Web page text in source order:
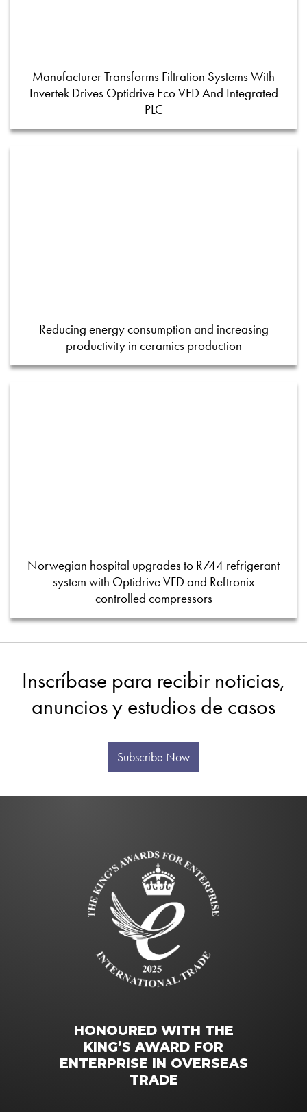
Manufacturer Transforms Filtration Systems With
Invertek Drives Optidrive Eco VFD And Integrated
PLC
Reducing energy consumption and increasing
productivity in ceramics production
Norwegian hospital upgrades to R744 refrigerant
system with Optidrive VFD and Reftronix
controlled compressors
Inscríbase para recibir noticias,
anuncios y estudios de casos
Subscribe Now
HONOURED WITH THE
KING’S AWARD FOR
ENTERPRISE IN OVERSEAS
TRADE